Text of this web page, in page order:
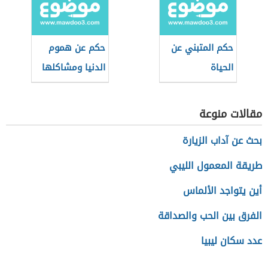
حكم المتبني عن
الحياة
حكم عن هموم
الدنيا ومشاكلها
مقالات منوعة
بحث عن آداب الزيارة
طريقة المعمول الليبي
أين يتواجد الألماس
الفرق بين الحب والصداقة
عدد سكان ليبيا